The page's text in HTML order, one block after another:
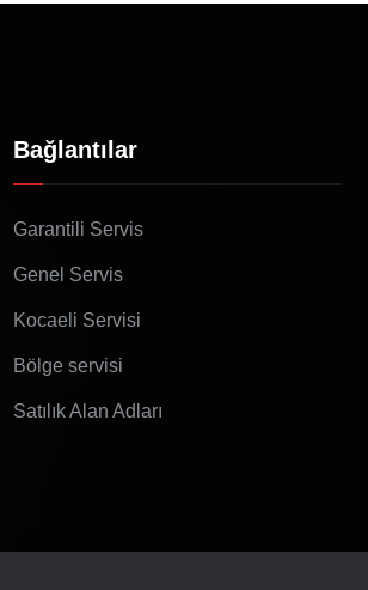
Bağlantılar
Garantili Servis
Genel Servis
Kocaeli Servisi
Bölge servisi
Satılık Alan Adları